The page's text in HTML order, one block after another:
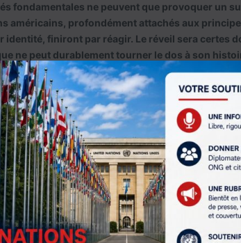
fondamentales ne peuvent que provoquer un
américains, profondément attachés aux
finiront par réagir. Le réveil sera certes
ne peut durablement tourner le dos à son
dictatoriaux qu’elle a toujours combattus.
de transformer les États-Unis en régime
du peuple américain. Le vent de fronde
qui refuseront de voir leur pays sombrer
choisissant de saper les libertés qu’il prétend
qui sera à la hauteur de cette trahison